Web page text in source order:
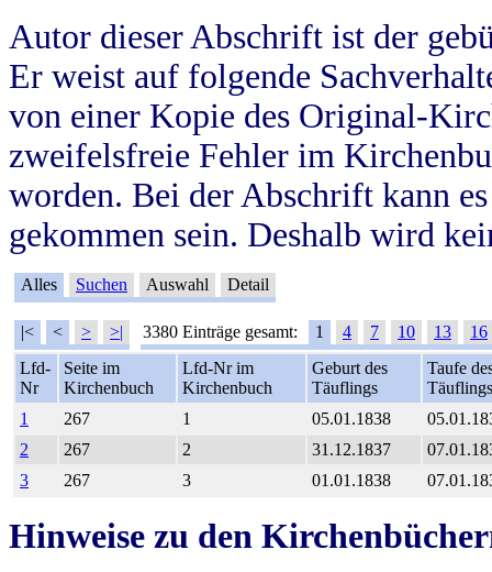
Autor dieser Abschrift ist der
Er weist auf folgende
von einer Kopie des Original-
zweifelsfreie Fehler im
worden. Bei der Abschrift kann
gekommen sein. Deshalb wird
Alles Suchen Auswahl Detail
|< < > >| 3380 Einträge gesamt: 1 4 7 10 13
16
Lfd-
Nr
Seite im
Kirchenbuch
Lfd-Nr im
Kirchenbuch
Geburt des
Täuflings
Taufe
Täuflings
1
267 1 05.01.1838
2
267 2 31.12.1837
3
267 3 01.01.1838
Hinweise zu den